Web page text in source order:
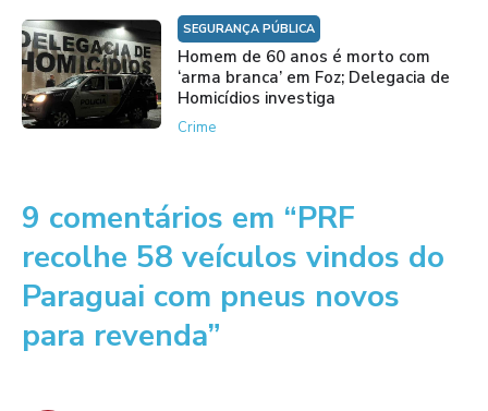
SEGURANÇA PÚBLICA
Homem de 60 anos é morto com
‘arma branca’ em Foz; Delegacia de
Homicídios investiga
Crime
9 comentários em “PRF
recolhe 58 veículos vindos do
Paraguai com pneus novos
para revenda”